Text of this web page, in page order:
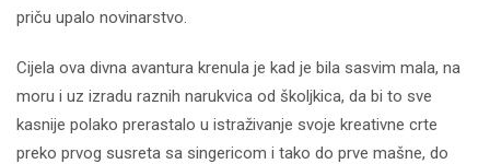
priču upalo novinarstvo.
Cijela ova divna avantura krenula je kad je bila sasvim mala, na
moru i uz izradu raznih narukvica od školjkica, da bi to sve
kasnije polako prerastalo u istraživanje svoje kreativne crte
preko prvog susreta sa singericom i tako do prve mašne, do